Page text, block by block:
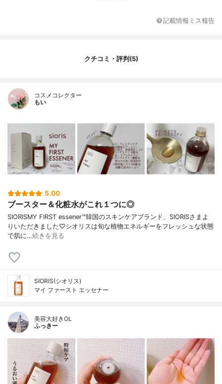
タイン、ヒアルロン酸Ｎａ、加水分解ヒア
記載情報ミス報告
クチコミ・評判(5)
コスメコレクター
もい
5.00
ブースター＆化粧水がこれ１つに◎
SIORISMY FIRST essener™韓国のスキンケアブランド、SIORISさまよ
りいただきました♡シオリスは旬な植物エネルギーをフレッシュな状態
で肌に…続きを見る
SIORIS(シオリス)
マイ ファースト エッセナー
美容大好きOL
ふっきー